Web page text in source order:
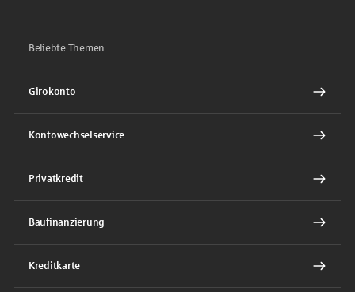
Beliebte Themen
Girokonto
Kontowechselservice
Privatkredit
Baufinanzierung
Kreditkarte